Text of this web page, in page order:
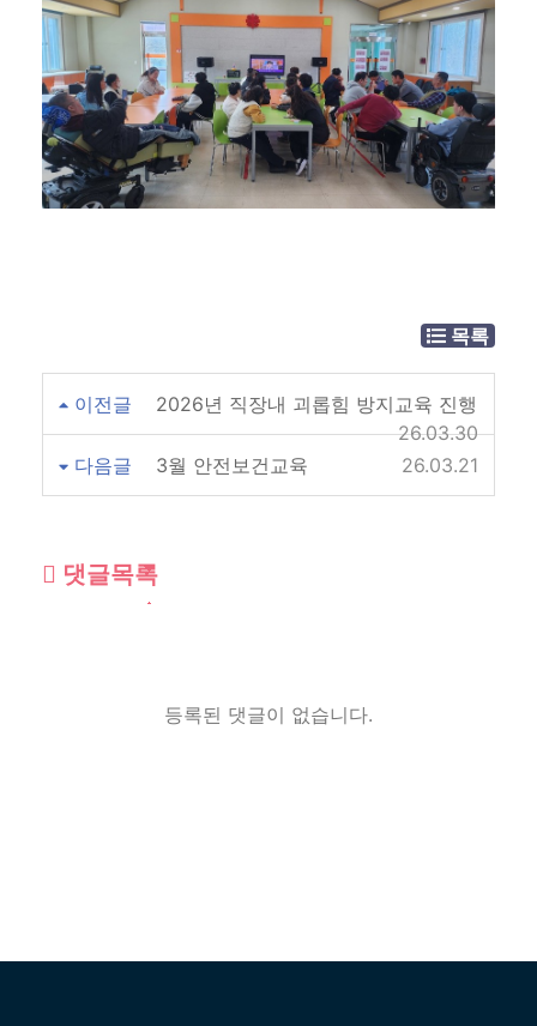
목록
이전글
2026년 직장내 괴롭힘 방지교육 진행
26.03.30
다음글
3월 안전보건교육 26.03.21
댓글목록
등록된 댓글이 없습니다.